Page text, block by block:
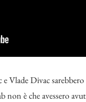
Vlade Divac
non è che avessero